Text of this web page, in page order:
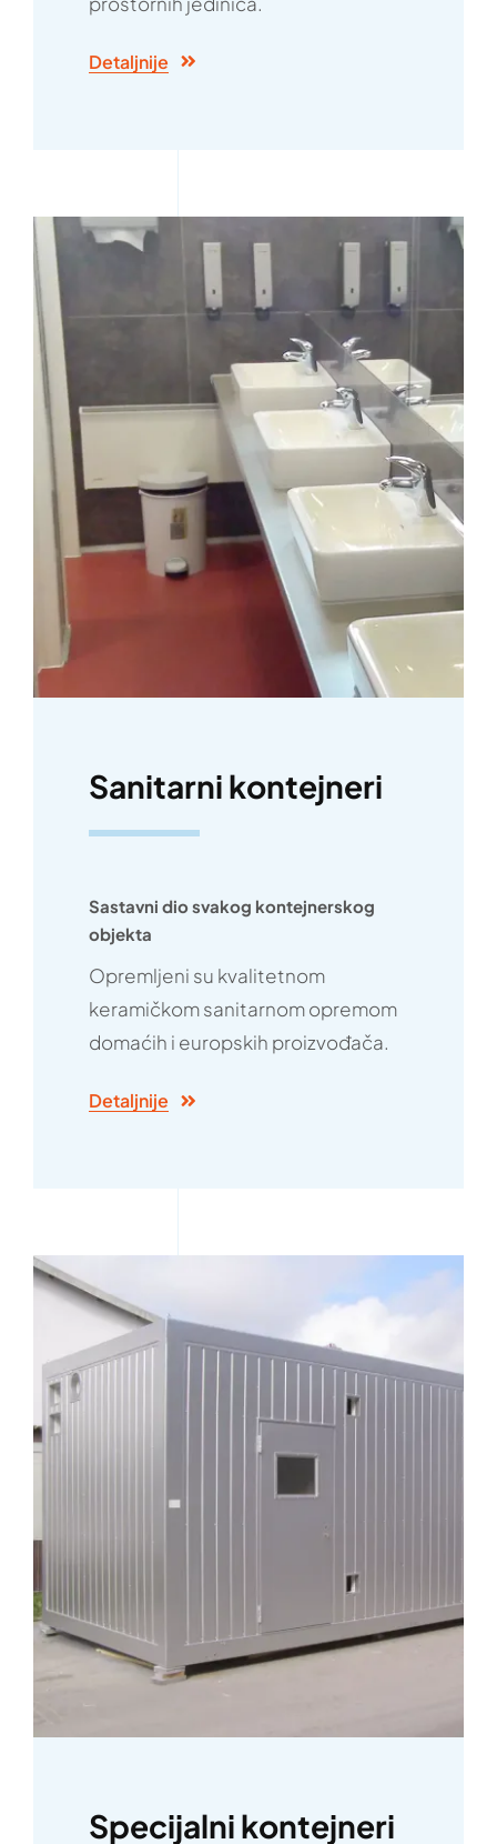
Detaljnije
Sanitarni kontejneri
Sastavni dio svakog kontejnerskog
objekta
Opremljeni su kvalitetnom
keramičkom sanitarnom opremom
domaćih i europskih proizvođača.
Detaljnije
Specijalni kontejneri